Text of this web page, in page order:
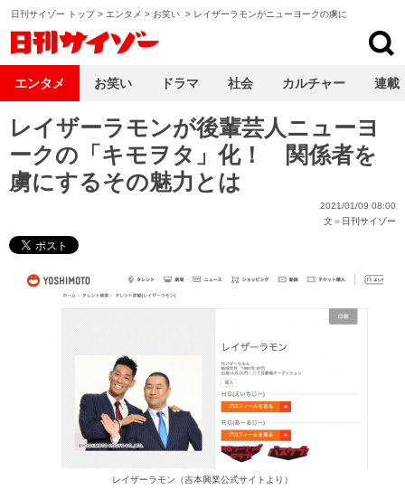
日刊サイゾー トップ> エンタメ > お笑い > レイザーラモンがニューヨークの虜に
レイザーラモンが後輩芸人ニューヨ
ークの「キモヲタ」化！ 関係者を
虜にするその魅力とは
2021/01/09 08:00
文＝ 日刊サイゾー
レイザーラモン（吉本興業公式サイトより）
エンタメ お笑い ドラマ 社会 カルチャー 連載